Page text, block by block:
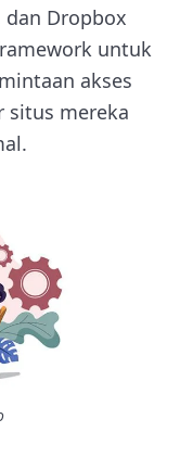
Dropbox
untuk
akses
situs mereka